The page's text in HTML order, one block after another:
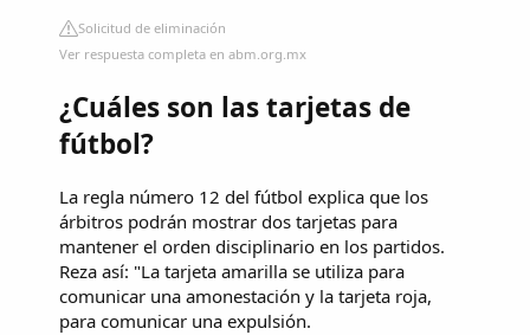
Solicitud de eliminación
Ver respuesta completa en abm.org.mx
¿Cuáles son las tarjetas de
fútbol?
La regla número 12 del fútbol explica que los
árbitros podrán mostrar dos tarjetas para
mantener el orden disciplinario en los partidos.
Reza así: "La tarjeta amarilla se utiliza para
comunicar una amonestación y la tarjeta roja,
para comunicar una expulsión.